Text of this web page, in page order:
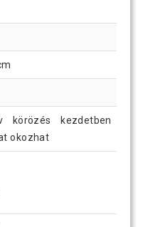
körözés kezdetben
okozhat